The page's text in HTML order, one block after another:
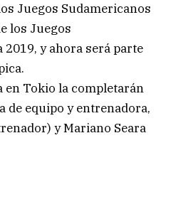
Juegos Sudamericanos
los Juegos
y ahora será parte
en Tokio la completarán
de equipo y entrenadora,
y Mariano Seara